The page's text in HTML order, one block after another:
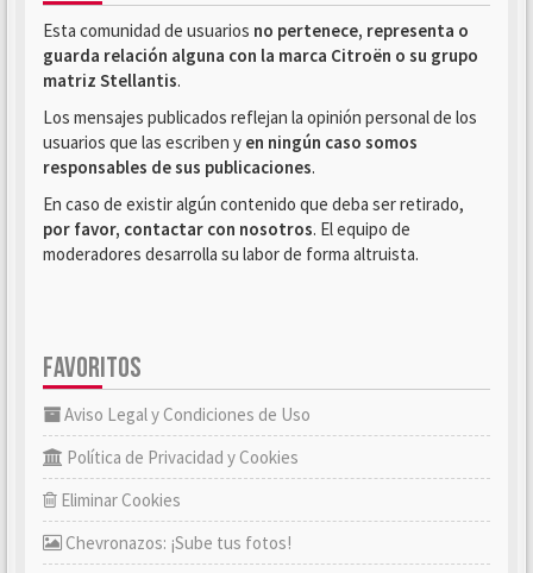
Esta comunidad de usuarios no pertenece, representa o
guarda relación alguna con la marca Citroën o su grupo
matriz Stellantis.
Los mensajes publicados reflejan la opinión personal de los
usuarios que las escriben y en ningún caso somos
responsables de sus publicaciones.
En caso de existir algún contenido que deba ser retirado,
por favor, contactar con nosotros. El equipo de
moderadores desarrolla su labor de forma altruista.
FAVORITOS
Aviso Legal y Condiciones de Uso
Política de Privacidad y Cookies
Eliminar Cookies
Chevronazos: ¡Sube tus fotos!